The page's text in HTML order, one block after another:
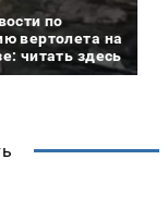
по
вертолета на
читать здесь